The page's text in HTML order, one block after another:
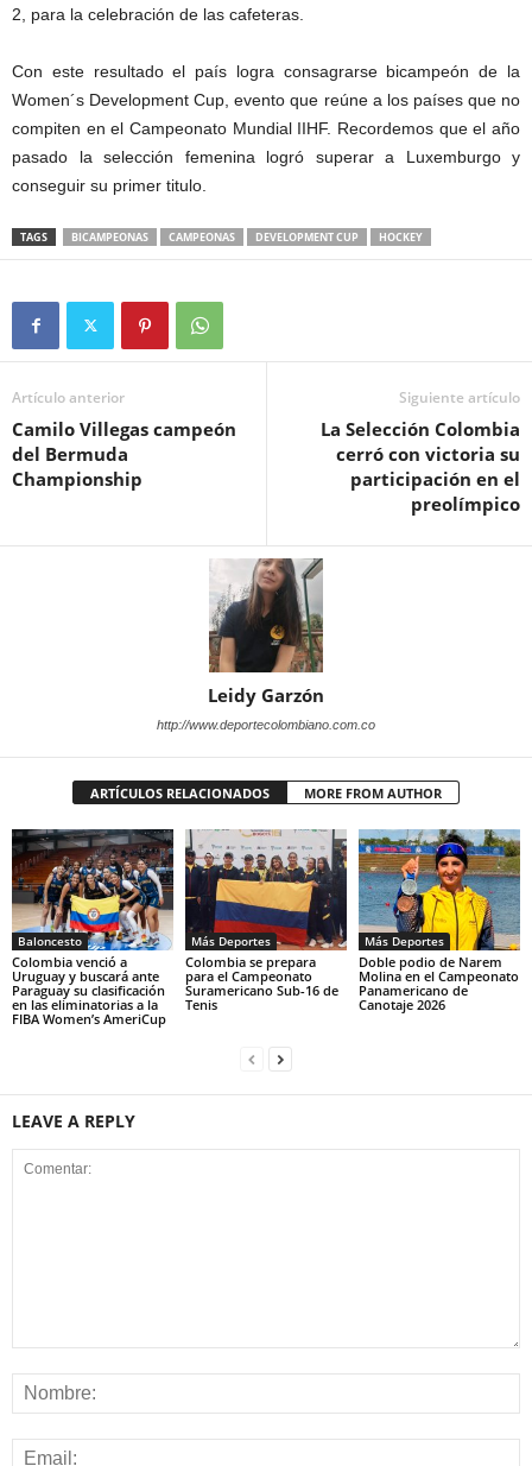
2, para la celebración de las cafeteras.
Con este resultado el país logra consagrarse bicampeón de la
Women´s Development Cup, evento que reúne a los países que no
compiten en el Campeonato Mundial IIHF. Recordemos que el año
pasado la selección femenina logró superar a Luxemburgo y
conseguir su primer titulo.
TAGS BICAMPEONAS CAMPEONAS DEVELOPMENT CUP HOCKEY
Artículo anterior
Camilo Villegas campeón
del Bermuda
Championship
Siguiente artículo
La Selección Colombia
cerró con victoria su
participación en el
preolímpico
Leidy Garzón
http://www.deportecolombiano.com.co
ARTÍCULOS RELACIONADOS MORE FROM AUTHOR
Baloncesto
Colombia venció a
Uruguay y buscará ante
Paraguay su clasificación
en las eliminatorias a la
FIBA Women’s AmeriCup
Más Deportes
Colombia se prepara
para el Campeonato
Suramericano Sub-16 de
Tenis
Más Deportes
Doble podio de Narem
Molina en el Campeonato
Panamericano de
Canotaje 2026
LEAVE A REPLY